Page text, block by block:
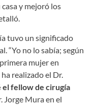
y mejoró los
tuvo un significado
“Yo no lo sabía; según
mujer en
realizado el Dr.
el fellow de cirugía
Jorge Mura en el